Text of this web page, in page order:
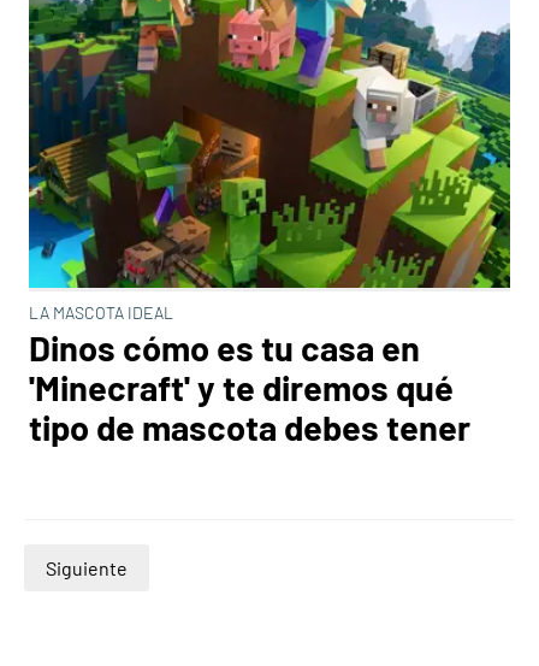
LA MASCOTA IDEAL
Dinos cómo es tu casa en
'Minecraft' y te diremos qué
tipo de mascota debes tener
Siguiente